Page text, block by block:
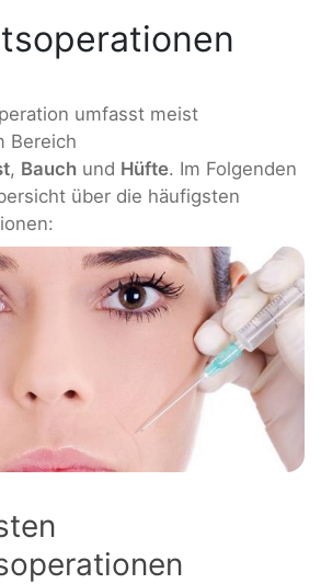
umfasst meist
Bereich
, Bauch und Hüfte. Im Folgenden
über die häufigsten